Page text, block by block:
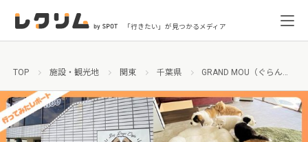
「行きたい」が見つかるメディア
TOP 施設・観光地 関東 千葉県 GRAND MOU（ぐらんむー）